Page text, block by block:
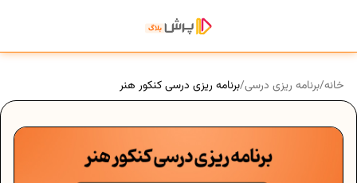
خانه/برنامه ریزی درسی/برنامه ریزی درسی کنکور هنر